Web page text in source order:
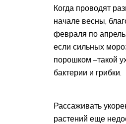
Когда проводят
начале весны,
февраля по
если сильных
порошком –такой
бактерии и грибки.
Рассаживать
растений еще